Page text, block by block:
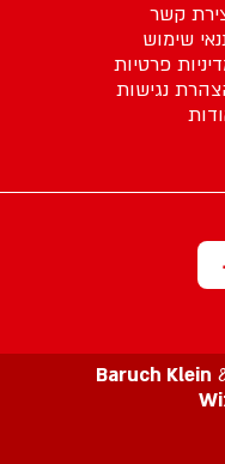
קשר
שימוש
פרטיות
נגישות
Baruch Klein